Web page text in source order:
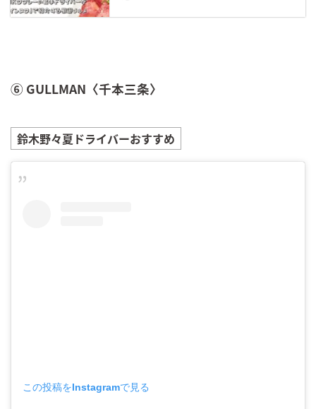
⑥ GULLMAN〈千本三条〉
鈴木野々夏 ドライバーおすすめ
この投稿をInstagramで見る